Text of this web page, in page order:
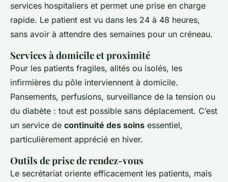
services hospitaliers et permet une prise en charge
rapide. Le patient est vu dans les 24 à 48 heures,
sans avoir à attendre des semaines pour un créneau.
Services à domicile et proximité
Pour les patients fragiles, alités ou isolés, les
infirmières du pôle interviennent à domicile.
Pansements, perfusions, surveillance de la tension ou
du diabète : tout est possible sans déplacement. C’est
un service de continuité des soins essentiel,
particulièrement apprécié en hiver.
Outils de prise de rendez-vous
Le secrétariat oriente efficacement les patients, mais